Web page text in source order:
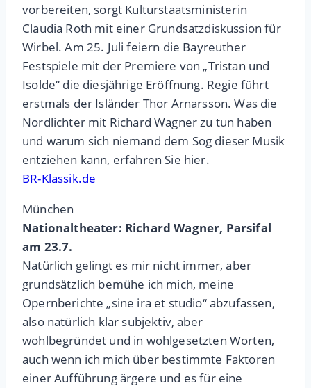
vorbereiten, sorgt Kulturstaatsministerin
Claudia Roth mit einer Grundsatzdiskussion für
Wirbel. Am 25. Juli feiern die Bayreuther
Festspiele mit der Premiere von „Tristan und
Isolde“ die diesjährige Eröffnung. Regie führt
erstmals der Isländer Thor Arnarsson. Was die
Nordlichter mit Richard Wagner zu tun haben
und warum sich niemand dem Sog dieser Musik
entziehen kann, erfahren Sie hier.
BR-Klassik.de
München
Nationaltheater: Richard Wagner, Parsifal
am 23.7.
Natürlich gelingt es mir nicht immer, aber
grundsätzlich bemühe ich mich, meine
Opernberichte „sine ira et studio“ abzufassen,
also natürlich klar subjektiv, aber
wohlbegründet und in wohlgesetzten Worten,
auch wenn ich mich über bestimmte Faktoren
einer Aufführung ärgere und es für eine